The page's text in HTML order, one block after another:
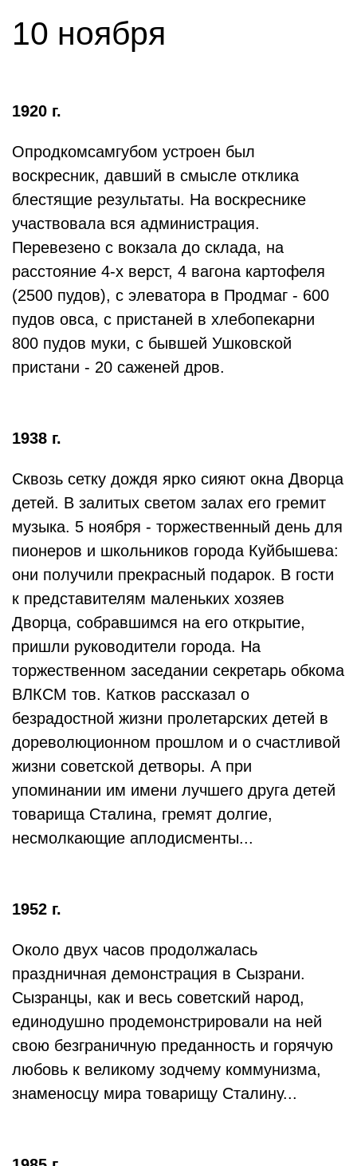
10 ноября
1920 г.
Опродкомсамгубом устроен был
воскресник, давший в смысле отклика
блестящие результаты. На воскреснике
участвовала вся администрация.
Перевезено с вокзала до склада, на
расстояние 4-х верст, 4 вагона картофеля
(2500 пудов), с элеватора в Продмаг - 600
пудов овса, с пристаней в хлебопекарни
800 пудов муки, с бывшей Ушковской
пристани - 20 саженей дров.
1938 г.
Сквозь сетку дождя ярко сияют окна Дворца
детей. В залитых светом залах его гремит
музыка. 5 ноября - торжественный день для
пионеров и школьников города Куйбышева:
они получили прекрасный подарок. В гости
к представителям маленьких хозяев
Дворца, собравшимся на его открытие,
пришли руководители города. На
торжественном заседании секретарь обкома
ВЛКСМ тов. Катков рассказал о
безрадостной жизни пролетарских детей в
дореволюционном прошлом и о счастливой
жизни советской детворы. А при
упоминании им имени лучшего друга детей
товарища Сталина, гремят долгие,
несмолкающие аплодисменты...
1952 г.
Около двух часов продолжалась
праздничная демонстрация в Сызрани.
Сызранцы, как и весь советский народ,
единодушно продемонстрировали на ней
свою безграничную преданность и горячую
любовь к великому зодчему коммунизма,
знаменосцу мира товарищу Сталину...